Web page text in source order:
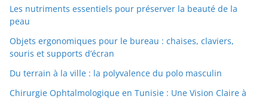
Les nutriments essentiels pour préserver la beauté de la
peau
Objets ergonomiques pour le bureau : chaises, claviers,
souris et supports d’écran
Du terrain à la ville : la polyvalence du polo masculin
Chirurgie Ophtalmologique en Tunisie : Une Vision Claire à